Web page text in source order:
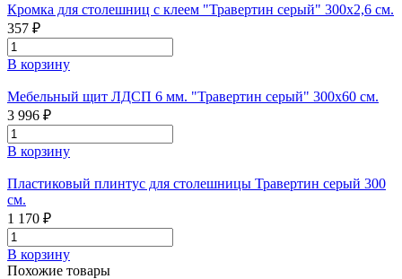
Кромка для столешниц с клеем "Травертин серый" 300х2,6 см.
357 ₽
В корзину
Мебельный щит ЛДСП 6 мм. "Травертин серый" 300х60 см.
3 996 ₽
В корзину
Пластиковый плинтус для столешницы Травертин серый 300
см.
1 170 ₽
В корзину
Похожие товары